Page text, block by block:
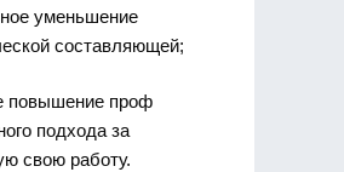
уменьшение
составляющей;
повышение проф
подхода за
свою работу.